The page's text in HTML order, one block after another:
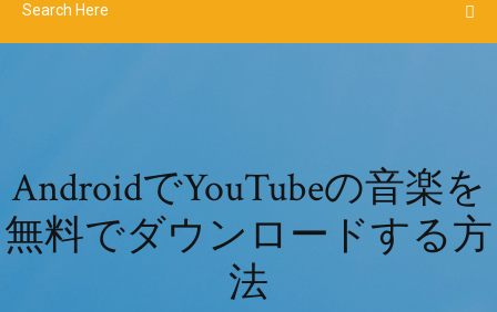
AndroidでYouTubeの音楽を
無料でダウンロードする方
法